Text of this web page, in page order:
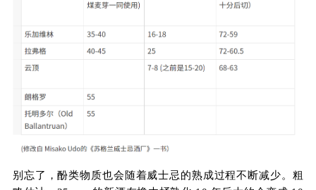
别忘了，酚类物质也会随着威士忌的熟成过程不断减少。粗